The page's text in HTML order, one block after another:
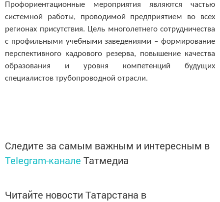
Профориентационные мероприятия являются частью
системной работы, проводимой предприятием во всех
регионах присутствия. Цель многолетнего сотрудничества
с профильными учебными заведениями – формирование
перспективного кадрового резерва, повышение качества
образования и уровня компетенций будущих
специалистов трубопроводной отрасли.
Следите за самым важным и интересным в
Telegram-канале Татмедиа
Читайте новости Татарстана в